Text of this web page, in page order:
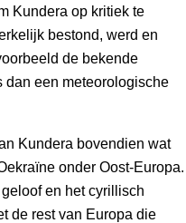
Kundera op kritiek te
bestond, werd en
de bekende
dan een meteorologische
Kundera bovendien wat
onder Oost-Europa.
en het cyrillisch
de rest van Europa die